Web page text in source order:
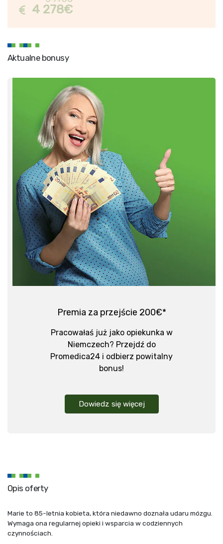
4 278€
Aktualne bonusy
Premia za przejście 200€*
Pracowałaś już jako opiekunka w
Niemczech? Przejdź do
Promedica24 i odbierz powitalny
bonus!
Dowiedz się więcej
Opis oferty
Marie to 85-letnia kobieta, która niedawno doznała udaru mózgu.
Wymaga ona regularnej opieki i wsparcia w codziennych
czynnościach.